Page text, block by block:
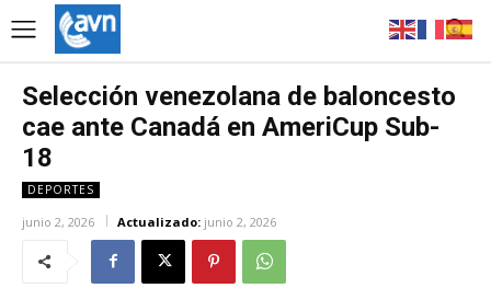
Selección venezolana de baloncesto
cae ante Canadá en AmeriCup Sub-
18
DEPORTES
junio 2, 2026 Actualizado: junio 2, 2026